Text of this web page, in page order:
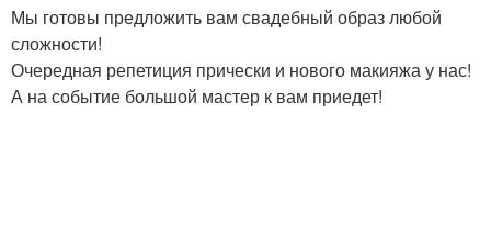
Мы готовы предложить вам свадебный образ любой
сложности!
Очередная репетиция прически и нового макияжа у нас!
А на событие большой мастер к вам приедет!